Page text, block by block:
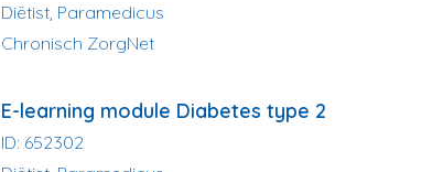
Diëtist, Paramedicus
Chronisch ZorgNet
E-learning module Diabetes type 2
ID: 652302